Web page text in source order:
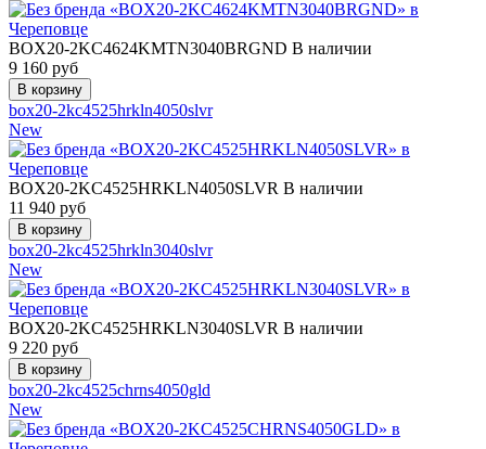
BOX20-2KC4624KMTN3040BRGND В наличии
9 160 руб
box20-2kc4525hrkln4050slvr
New
BOX20-2KC4525HRKLN4050SLVR В наличии
11 940 руб
box20-2kc4525hrkln3040slvr
New
BOX20-2KC4525HRKLN3040SLVR В наличии
9 220 руб
box20-2kc4525chrns4050gld
New